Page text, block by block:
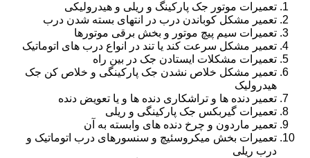
تعمیرات موتور جک پارکینگ و ریلی و هیدرولیکی
تعمیر مشکل کوباندن درب در انتهای بسته شدن درب
تعمیرات سیم پیچ موتور و بخش برقی موتورها
تعمیر مشکل سرعت کند یا تند در انواع درب های اتوماتیک
تعمیرات مشکلات ایستادن جک در بین راه
تعمیر مشکل خلاص نشدن جک پارکینگی و خلاص کن جک
هیدرولیک
تعمیر دنده ها و تراشکاری دنده ها و یا تعویض دنده
تعمیرات گیربکس جک پارکینگی و ریلی
تعمیر ماردون و چرخ دنده های وابسته به آن
تعمیرات بخش میکروسئیچ و سنسورهای درب اتوماتیک و
درب ریلی